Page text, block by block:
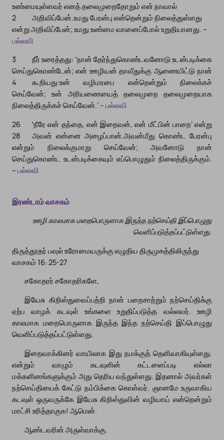
உண்மையுள்ளவர் எனத் தலைமுறைதோறும் என் நாவால்
அறிவிப்பேன்.
2
உமது பேரன்பு என்றென்றும் நிலைத்துள்ளது
என்று அறிவிப்பேன்; உமது உண்மை வானைப்போல் உறுதியானது. –
பல்லவி
3
நீர் உரைத்தது: ‛நான் தேர்ந்துகொண்டவனோடு உடன்படிக்கை
செய்துகொண்டேன்; என் ஊழியன் தாவீதுக்கு ஆணையிட்டு நான்
கூறியது:
4
உன் வழிமரபை என்றென்றும் நிலைக்கச்
செய்வேன்; உன் அரியணையைத் தலைமுறை தலைமுறையாக
நிலைத்திருக்கச் செய்வேன்.’ – பல்லவி
26
‛நீரே என் தந்தை, என் இறைவன், என் மீட்பின் பாறை’ என்று
அவன் என்னை அழைப்பான்.
28
அவன்மீது கொண்ட பேரன்பு
என்றும் நிலைக்குமாறு செய்வேன்; அவனோடு நான்
செய்துகொண்ட உடன்படிக்கையும் எப்பொழுதும் நிலைத்திருக்கும்.
– பல்லவி
இரண்டாம் வாசகம்
ஊழி காலமாக மறைபொருளாக இருந்த நற்செய்தி இப்பொழுது
வெளிப்படுத்தப்பட்டுள்ளது.
திருத்தூதர் பவுல் உரோமையருக்கு எழுதிய திருமுகத்திலிருந்து
வாசகம் 16: 25-27
சகோதரர் சகோதரிகளே,
இயேசு கிறிஸ்துவைப்பற்றி நான் பறைசாற்றும் நற்செய்திக்கு
ஏற்ப வாழக் கடவுள் உங்களை உறுதிப்படுத்த வல்லவர். ஊழி
காலமாக மறைபொருளாக இருந்த இந்த நற்செய்தி இப்பொழுது
வெளிப்படுத்தப்பட்டுள்ளது.
இறைவாக்கினர் வாயிலாக இது நமக்குத் தெளிவாகியுள்ளது.
என்றும் வாழும் கடவுளின் கட்டளைப்படி எல்லா
மக்களினங்களுக்கும் அது தெரிய வந்துள்ளது. இதனால் அவர்கள்
நற்செய்தியைக் கேட்டு நம்பிக்கை கொள்வர். ஞானமே உருவாகிய
கடவுள் ஒருவருக்கே இயேசு கிறிஸ்துவின் வழியாய் என்றென்றும்
மாட்சி உரித்தாகுக! ஆமென்.
ஆண்டவரின் அருள்வாக்கு.